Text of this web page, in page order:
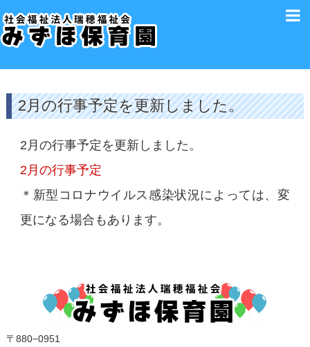
2月の行事予定を更新しました。
2月の行事予定を更新しました。
2月の行事予定
＊新型コロナウイルス感染状況によっては、変
更になる場合もあります。
〒880−0951